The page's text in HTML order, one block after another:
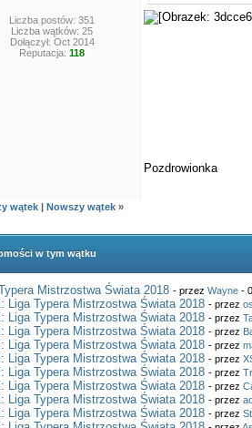
Liczba postów: 351
Liczba wątków: 25
Dołączył: Oct 2014
Reputacja:118
Pozdrowionka
wątek |Nowszy wątek »
w tym wątku
Mistrzostwa Świata 2018 - przezWayne -
Liga Typera Mistrzostwa Świata 2018 - przez
Liga Typera Mistrzostwa Świata 2018 - przez
Liga Typera Mistrzostwa Świata 2018 - przez
Liga Typera Mistrzostwa Świata 2018 - przez
Liga Typera Mistrzostwa Świata 2018 - przez
Liga Typera Mistrzostwa Świata 2018 - przez
Liga Typera Mistrzostwa Świata 2018 - przez
Liga Typera Mistrzostwa Świata 2018 - przez
Liga Typera Mistrzostwa Świata 2018 - przez